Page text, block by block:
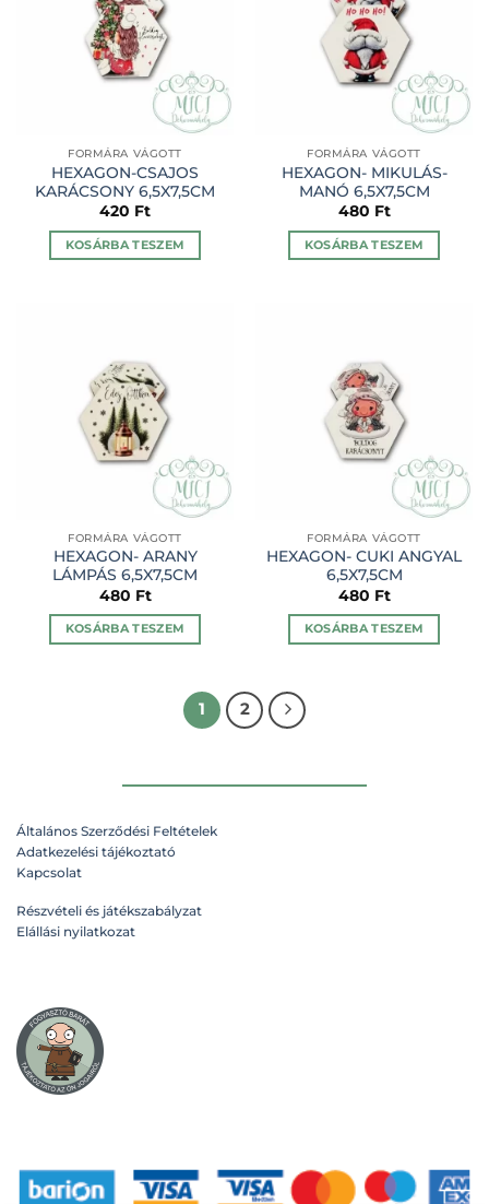
FORMÁRA VÁGOTT
HEXAGON-CSAJOS
KARÁCSONY 6,5X7,5CM
420 Ft
KOSÁRBA TESZEM
FORMÁRA VÁGOTT
HEXAGON- MIKULÁS-
MANÓ 6,5X7,5CM
480 Ft
KOSÁRBA TESZEM
FORMÁRA VÁGOTT
HEXAGON- ARANY
LÁMPÁS 6,5X7,5CM
480 Ft
KOSÁRBA TESZEM
FORMÁRA VÁGOTT
HEXAGON- CUKI ANGYAL
6,5X7,5CM
480 Ft
KOSÁRBA TESZEM
1 2
Általános Szerződési Feltételek
Adatkezelési tájékoztató
Kapcsolat
Részvételi és játékszabályzat
Elállási nyilatkozat